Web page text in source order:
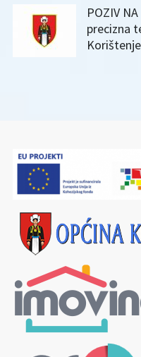
POZIV
precizna